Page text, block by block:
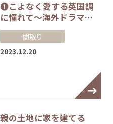
❶こよなく愛する英国調
に憧れて～海外ドラマ…
間取り
2023.12.20
親の土地に家を建てる